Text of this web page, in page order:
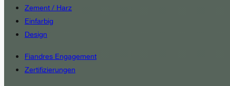
Zement / Harz
Einfarbig
Design
Fiandres Engagement
Zertifizierungen